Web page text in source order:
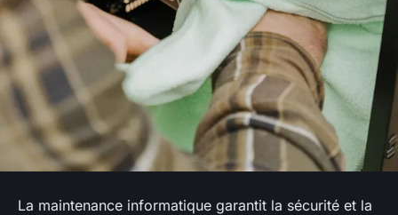
La maintenance informatique garantit la sécurité et la